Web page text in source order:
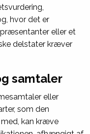
hvor det er
eller et
delstater kræver
samtaler
eller
som den
kan kræve